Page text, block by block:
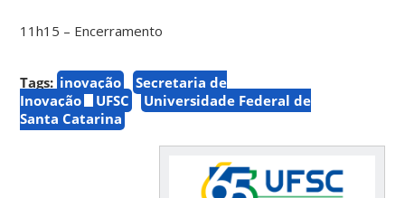
11h15 – Encerramento
Tags: inovação
Secretaria de
Inovação
UFSC
Universidade Federal de
Santa Catarina